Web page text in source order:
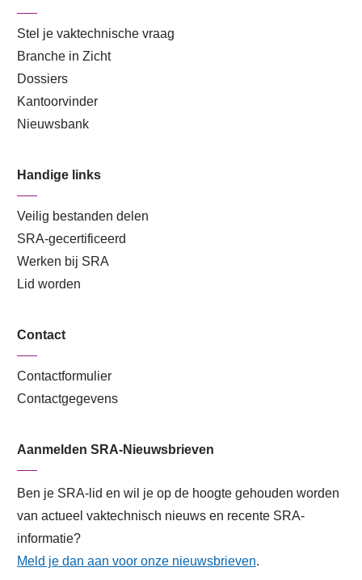
Stel je vaktechnische vraag
Branche in Zicht
Dossiers
Kantoorvinder
Nieuwsbank
Handige links
Veilig bestanden delen
SRA-gecertificeerd
Werken bij SRA
Lid worden
Contact
Contactformulier
Contactgegevens
Aanmelden SRA-Nieuwsbrieven
Ben je SRA-lid en wil je op de hoogte gehouden worden
van actueel vaktechnisch nieuws en recente SRA-
informatie?
Meld je dan aan voor onze nieuwsbrieven.